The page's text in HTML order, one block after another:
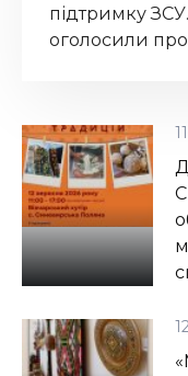
підтримку
оголосили про